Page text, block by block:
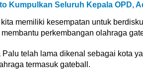
Kumpulkan Seluruh Kepala OPD,
memiliki kesempatan untuk
perkembangan olahraga
Palu telah lama dikenal sebagai kota
termasuk gateball.